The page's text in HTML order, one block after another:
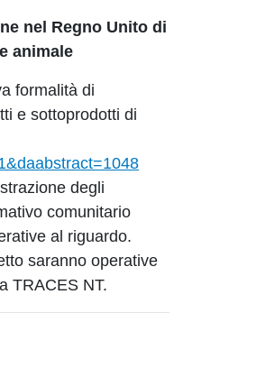
nel Regno Unito di
animale
formalità di
e sottoprodotti di
degli
comunitario
al riguardo.
saranno operative
TRACES NT.